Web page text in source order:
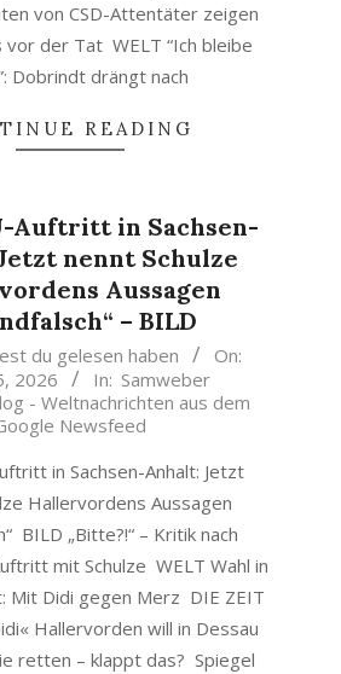
von CSD-Attentäter zeigen
vor der Tat WELT “Ich bleibe
Dobrindt drängt nach
READING
Auftritt in Sachsen-
nennt Schulze
Aussagen
– BILD
du gelesen haben
On:
2026
In: Samweber
- Weltnachrichten aus dem
Newsfeed
in Sachsen-Anhalt: Jetzt
Hallervordens Aussagen
BILD „Bitte?!“ – Kritik nach
mit Schulze WELT Wahl in
Mit Didi gegen Merz DIE ZEIT
Hallervorden will in Dessau
retten – klappt das? Spiegel